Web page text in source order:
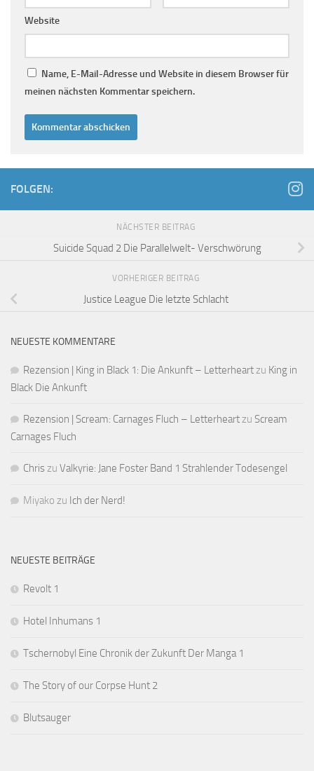
Website
Name, E-Mail-Adresse und Website in diesem Browser für
meinen nächsten Kommentar speichern.
FOLGEN:
NÄCHSTER BEITRAG
Suicide Squad 2 Die Parallelwelt- Verschwörung
VORHERIGER BEITRAG
Justice League Die letzte Schlacht
NEUESTE KOMMENTARE
Rezension | King in Black 1: Die Ankunft – Letterheartzu King in
Black Die Ankunft
Rezension | Scream: Carnages Fluch – Letterheartzu Scream
Carnages Fluch
Chriszu Valkyrie: Jane Foster Band 1 Strahlender Todesengel
Miyako zu Ich der Nerd!
NEUESTE BEITRÄGE
Revolt 1
Hotel Inhumans 1
Tschernobyl Eine Chronik der Zukunft Der Manga 1
The Story of our Corpse Hunt 2
Blutsauger